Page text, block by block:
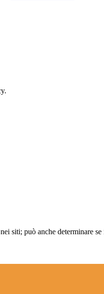
siti; può anche determinare